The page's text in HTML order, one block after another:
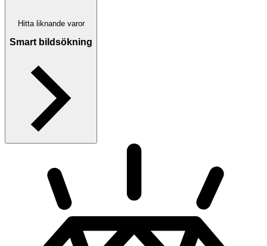
Hitta liknande varor
Smart bildsökning